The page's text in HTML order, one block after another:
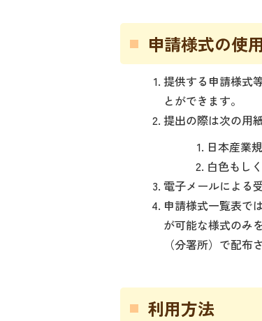
申請様式の使
提供する申請様式
とができます。
提出の際は次の用
日本産業
白色もし
電子メールによる
申請様式一覧表で
が可能な様式のみ
（分署所）で配布
利用方法